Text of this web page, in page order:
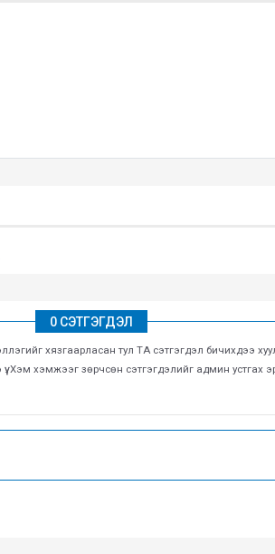
0 СЭТГЭГДЭЛ
хязгаарласан тул ТА сэтгэгдэл бичихдээ
Хэм хэмжээг зөрчсөн сэтгэгдэлийг админ устгах